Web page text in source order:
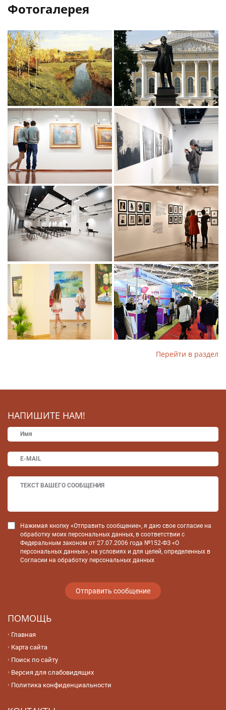
Фотогалерея
Перейти в раздел
НАПИШИТЕ НАМ!
Нажимая кнопку «Отправить сообщение», я даю свое согласие на
обработку моих персональных данных, в соответствии с
Федеральным законом от 27.07.2006 года №152-ФЗ «О
персональных данных», на условиях и для целей, определенных в
Согласии на обработку персональных данных
ПОМОЩЬ
Главная
Карта сайта
Поиск по сайту
Версия для слабовидящих
Политика конфиденциальности